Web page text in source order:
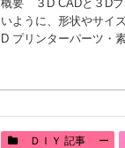
概要 ３D CADと３Dプ
いように、形状やサイ
D プリンターパーツ・
ＤＩＹ 記事 ー